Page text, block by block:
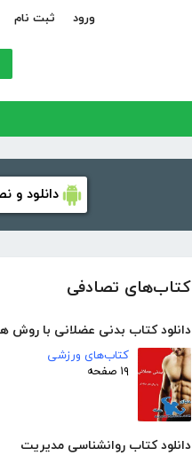
ورود ثبت نام
دانلود و
کتاب‌های تصادفی
دانلود کتاب بدنی عضلانی با روش
کتاب‌های ورزشی
۱۹ صفحه
دانلود کتاب روانشناسی مدیریت